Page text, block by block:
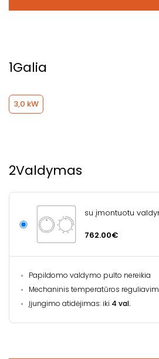
1Galia
3,0 kW
2Valdymas
su įmontuotu
762.00€
Papildomo valdymo pulto nereikia
Mechaninis temperatūros
Įjungimo atidėjimas: iki 4 val.